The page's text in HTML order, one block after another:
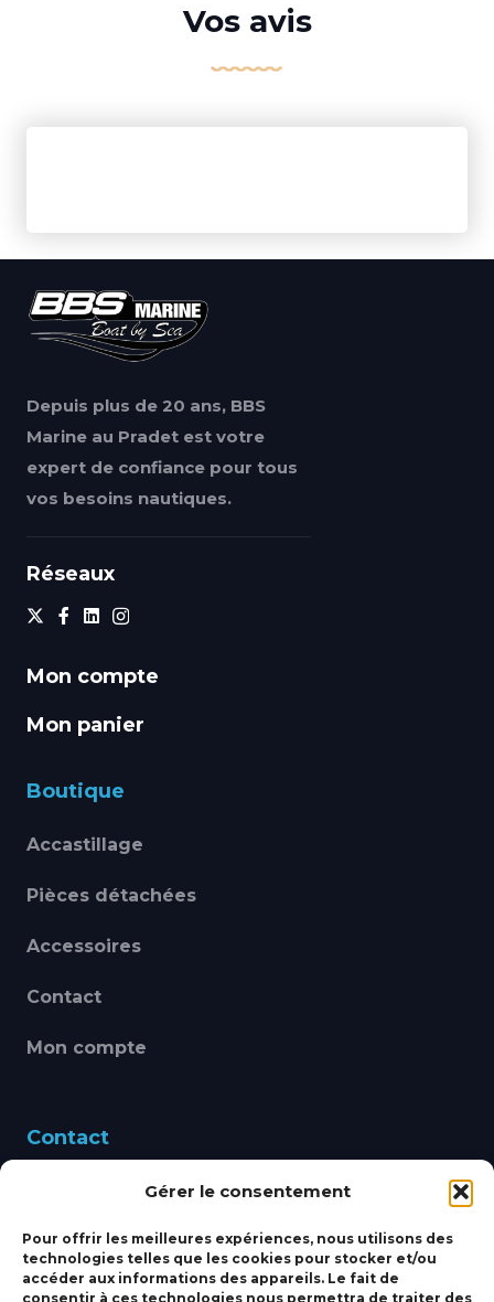
Gérer le consentement
Pour offrir les meilleures expériences, nous utilisons des
technologies telles que les cookies pour stocker et/ou
accéder aux informations des appareils. Le fait de
consentir à ces technologies nous permettra de traiter des
Vos avis
Depuis plus de 20 ans, BBS
Marine au Pradet est votre
expert de confiance pour tous
vos besoins nautiques.
Réseaux
Mon compte
Mon panier
Boutique
Accastillage
Pièces détachées
Accessoires
Contact
Mon compte
Contact
460 Avenue Alain Le
bbsmarine@bbs-